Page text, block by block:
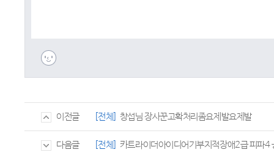
이전글 [전체] 창섭님 장사꾼고확처리좀요제발요제발
다음글 [전체] 카트라이더아이디어기부지적장애2급 피파